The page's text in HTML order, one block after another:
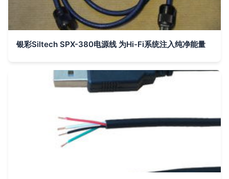
银彩Siltech SPX-380电源线 为Hi-Fi系统注入纯净能量